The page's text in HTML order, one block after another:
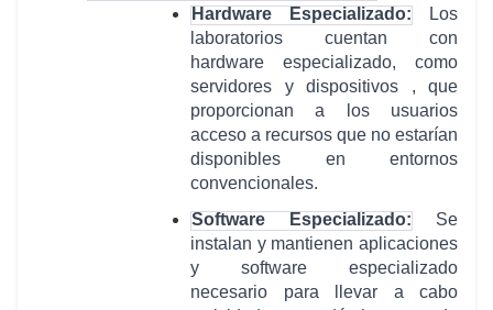
Hardware Especializado:
Los
laboratorios cuentan con
hardware especializado, como
servidores y dispositivos , que
proporcionan a los usuarios
acceso a recursos que no estarían
disponibles en entornos
convencionales.
Software Especializado:
Se
instalan y mantienen aplicaciones
y software especializado
necesario para llevar a cabo